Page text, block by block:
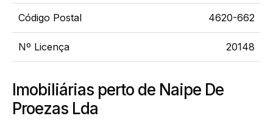
Código Postal 4620-662
Nº Licença 20148
Imobiliárias perto de Naipe De
Proezas Lda